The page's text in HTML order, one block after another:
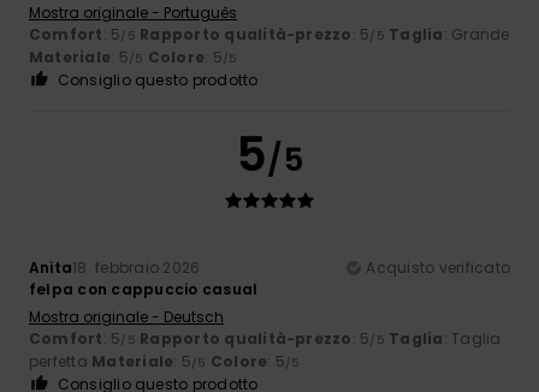
Mostra originale - Português
Comfort: 5/5 Rapporto qualità-prezzo: 5/5 Taglia: Grande
Materiale: 5/5 Colore: 5/5
Consiglio questo prodotto
5/5
Anita18. febbraio 2026
Acquisto verificato
felpa con cappuccio casual
Mostra originale - Deutsch
Comfort: 5/5 Rapporto qualità-prezzo: 5/5 Taglia: Taglia
perfetta Materiale: 5/5 Colore: 5/5
Consiglio questo prodotto